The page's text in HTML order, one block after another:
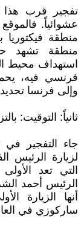
تفجير قرب هذا
عشوائياً.
منطقة
منطقة تشهد
استهداف محيط
فرنسي فيه،
وإلى فرنسا
ثانياً: التوقيت:
لزيارة الرئيس
التي تعد
أنها الزيارة
ساركوزي في العامين 2008